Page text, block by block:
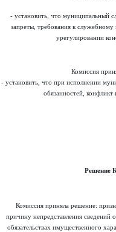
- установить, что муниципальный
запреты, требования к
урегулировании
Комиссия
- установить, что при исполнении
обязанностей, конфликт
Решение
Комиссия приняла решение:
причину непредставления
обязательствах имущественного